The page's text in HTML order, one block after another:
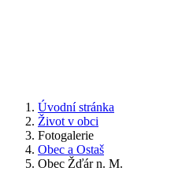
Úvodní stránka
Život v obci
Fotogalerie
Obec a Ostaš
Obec Žďár n. M.